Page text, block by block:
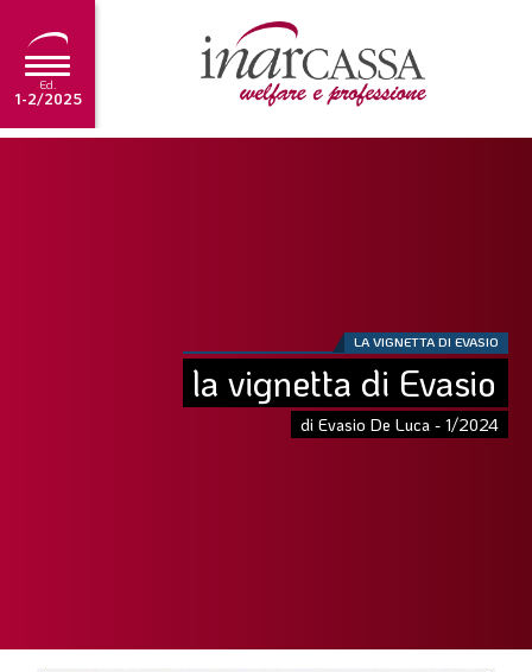
Ed.
1-2/2025
LA VIGNETTA DI EVASIO
la vignetta di Evasio
di Evasio De Luca - 1/2024